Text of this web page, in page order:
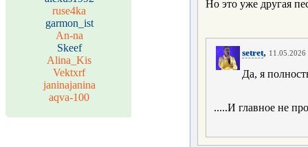
ruse4ka
garmon_ist
An-na
Skeef
Alina_Kis
Vektxrf
janinajanina
aqva-100
Но это уже другая
setret, 11.05.2026
Да, я
.....И главное не